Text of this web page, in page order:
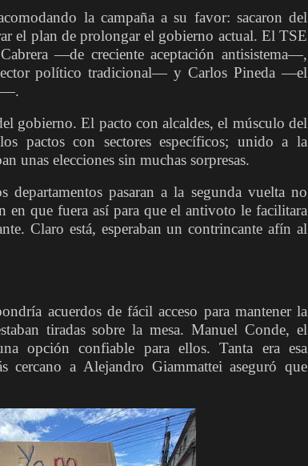
la campaña a su favor: sacaron del
el plan de prolongar el gobierno actual. El TSE
—de creciente aceptación antisistema—,
político tradicional— y Carlos Pineda —el
gobierno. El pacto con alcaldes, el músculo del
pactos con sectores específicos; unido a la
unas elecciones sin muchas sorpresas.
pasaran a la segunda vuelta no
en que fuera así para que el antivoto le facilitara
Claro está, esperaban un contrincante afín al
acuerdos de fácil acceso para mantener la
tiradas sobre la mesa. Manuel Conde, el
opción confiable para ellos. Tanta era esa
cercano a Alejandro Giammattei aseguró que